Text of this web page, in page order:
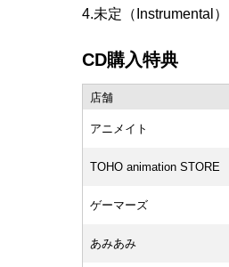
4.未定（Instrumental）
CD購入特典
店舗
アニメイト
TOHO animation STORE
ゲーマーズ
あみあみ